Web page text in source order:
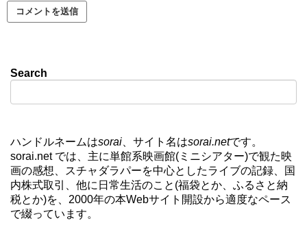
Search
ハンドルネームはsorai 、サイト名はsorai.netです。
sorai.net では、主に単館系映画館(ミニシアター)で観た映
画の感想、スチャダラパーを中心としたライブの記録、国
内株式取引、他に日常生活のこと(福袋とか、ふるさと納
税とか)を、2000年の本Webサイト開設から適度なペース
で綴っています。